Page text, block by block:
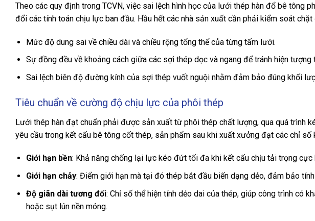
Theo các quy định trong TCVN, việc sai lệch hình học của lưới thép hàn đổ bê tông
đổi các tính toán chịu lực ban đầu. Hầu hết các nhà sản xuất cần phải kiểm soát chặt
Mức độ dung sai về chiều dài và chiều rộng tổng thể của từng tấm lưới.
Sự đồng đều về khoảng cách giữa các sợi thép dọc và ngang để tránh hiện tượng
Sai lệch biên độ đường kính của sợi thép vuốt nguội nhằm đảm bảo đúng khối
Tiêu chuẩn về cường độ chịu lực của phôi thép
Lưới thép hàn đạt chuẩn phải được sản xuất từ phôi thép chất lượng, qua quá trình
yêu cầu trong kết cấu bê tông cốt thép, sản phẩm sau khi xuất xưởng đạt các chỉ số
Giới hạn bền: Khả năng chống lại lực kéo đứt tối đa khi kết cấu chịu tải trọng cực
Giới hạn chảy: Điểm giới hạn mà tại đó thép bắt đầu biến dạng dẻo, đảm bảo
Độ giãn dài tương đối: Chỉ số thể hiện tính dẻo dai của thép, giúp công trình có
hoặc sụt lún nền móng.